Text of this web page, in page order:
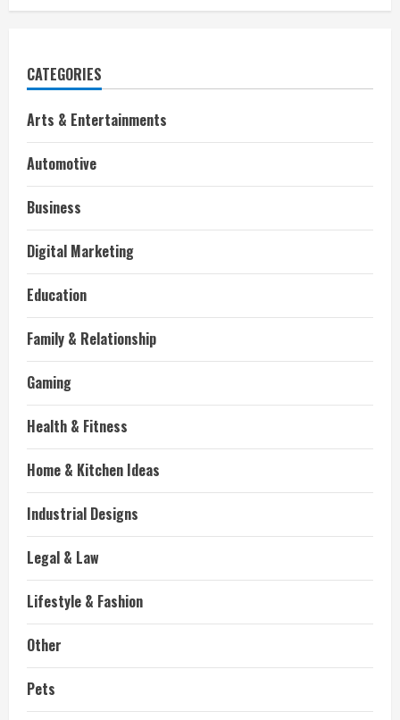
CATEGORIES
Arts & Entertainments
Automotive
Business
Digital Marketing
Education
Family & Relationship
Gaming
Health & Fitness
Home & Kitchen Ideas
Industrial Designs
Legal & Law
Lifestyle & Fashion
Other
Pets